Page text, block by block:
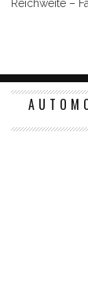
Reichweite –